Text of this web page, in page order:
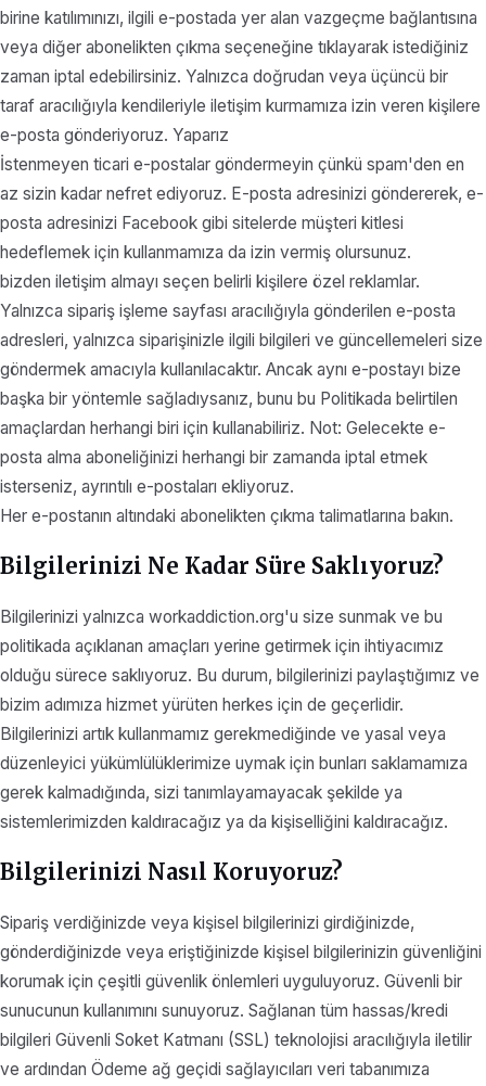
birine katılımınızı, ilgili e-postada yer alan vazgeçme bağlantısına
veya diğer abonelikten çıkma seçeneğine tıklayarak istediğiniz
zaman iptal edebilirsiniz. Yalnızca doğrudan veya üçüncü bir
taraf aracılığıyla kendileriyle iletişim kurmamıza izin veren kişilere
e-posta gönderiyoruz. Yaparız
İstenmeyen ticari e-postalar göndermeyin çünkü spam'den en
az sizin kadar nefret ediyoruz. E-posta adresinizi göndererek, e-
posta adresinizi Facebook gibi sitelerde müşteri kitlesi
hedeflemek için kullanmamıza da izin vermiş olursunuz.
bizden iletişim almayı seçen belirli kişilere özel reklamlar.
Yalnızca sipariş işleme sayfası aracılığıyla gönderilen e-posta
adresleri, yalnızca siparişinizle ilgili bilgileri ve güncellemeleri size
göndermek amacıyla kullanılacaktır. Ancak aynı e-postayı bize
başka bir yöntemle sağladıysanız, bunu bu Politikada belirtilen
amaçlardan herhangi biri için kullanabiliriz. Not: Gelecekte e-
posta alma aboneliğinizi herhangi bir zamanda iptal etmek
isterseniz, ayrıntılı e-postaları ekliyoruz.
Her e-postanın altındaki abonelikten çıkma talimatlarına bakın.
Bilgilerinizi Ne Kadar Süre Saklıyoruz?
Bilgilerinizi yalnızca workaddiction.org'u size sunmak ve bu
politikada açıklanan amaçları yerine getirmek için ihtiyacımız
olduğu sürece saklıyoruz. Bu durum, bilgilerinizi paylaştığımız ve
bizim adımıza hizmet yürüten herkes için de geçerlidir.
Bilgilerinizi artık kullanmamız gerekmediğinde ve yasal veya
düzenleyici yükümlülüklerimize uymak için bunları saklamamıza
gerek kalmadığında, sizi tanımlayamayacak şekilde ya
sistemlerimizden kaldıracağız ya da kişiselliğini kaldıracağız.
Bilgilerinizi Nasıl Koruyoruz?
Sipariş verdiğinizde veya kişisel bilgilerinizi girdiğinizde,
gönderdiğinizde veya eriştiğinizde kişisel bilgilerinizin güvenliğini
korumak için çeşitli güvenlik önlemleri uyguluyoruz. Güvenli bir
sunucunun kullanımını sunuyoruz. Sağlanan tüm hassas/kredi
bilgileri Güvenli Soket Katmanı (SSL) teknolojisi aracılığıyla iletilir
ve ardından Ödeme ağ geçidi sağlayıcıları veri tabanımıza